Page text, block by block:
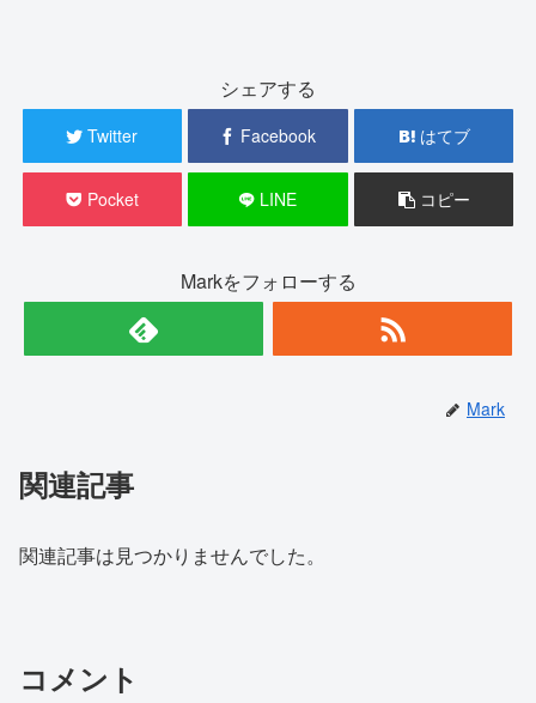
シェアする
Twitter Facebook はてブ
Pocket LINE コピー
Markをフォローする
Mark
関連記事
関連記事は見つかりませんでした。
コメント